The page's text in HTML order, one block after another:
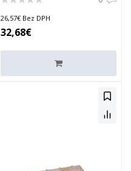
26,57€ Bez DPH
32,68€